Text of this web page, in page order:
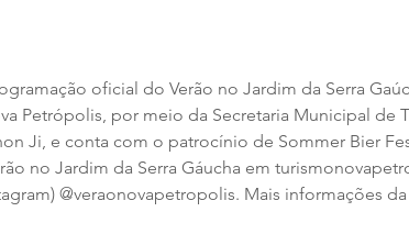
oficial do Verão no Jardim da Serra
Petrópolis, por meio da Secretaria Municipal de
Ji, e conta com o patrocínio de Sommer Bier
no Jardim da Serra Gáucha em
@veraonovapetropolis. Mais informações